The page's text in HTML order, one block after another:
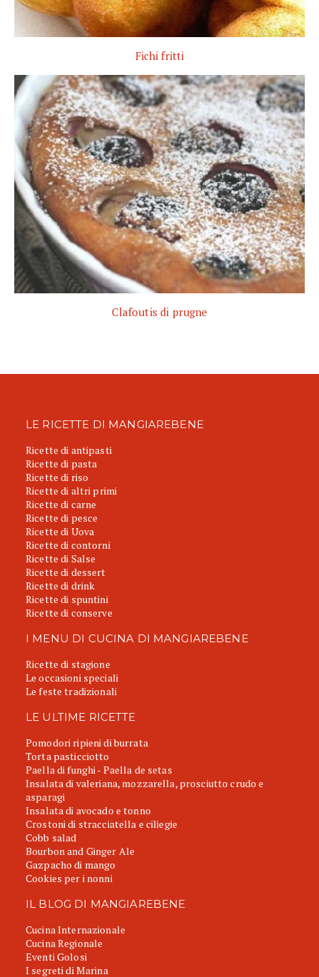
Fichi fritti
Clafoutis di prugne
LE RICETTE DI MANGIAREBENE
Ricette di antipasti
Ricette di pasta
Ricette di riso
Ricette di altri primi
Ricette di carne
Ricette di pesce
Ricette di Uova
Ricette di contorni
Ricette di Salse
Ricette di dessert
Ricette di drink
Ricette di spuntini
Ricette di conserve
I MENU DI CUCINA DI MANGIAREBENE
Ricette di stagione
Le occasioni speciali
Le feste tradizionali
LE ULTIME RICETTE
Pomodori ripieni di burrata
Torta pasticciotto
Paella di funghi - Paella de setas
Insalata di valeriana, mozzarella, prosciutto crudo e
asparagi
Insalata di avocado e tonno
Crostoni di stracciatella e ciliegie
Cobb salad
Bourbon and Ginger Ale
Gazpacho di mango
Cookies per i nonni
IL BLOG DI MANGIAREBENE
Cucina Internazionale
Cucina Regionale
Eventi Golosi
I segreti di Marina